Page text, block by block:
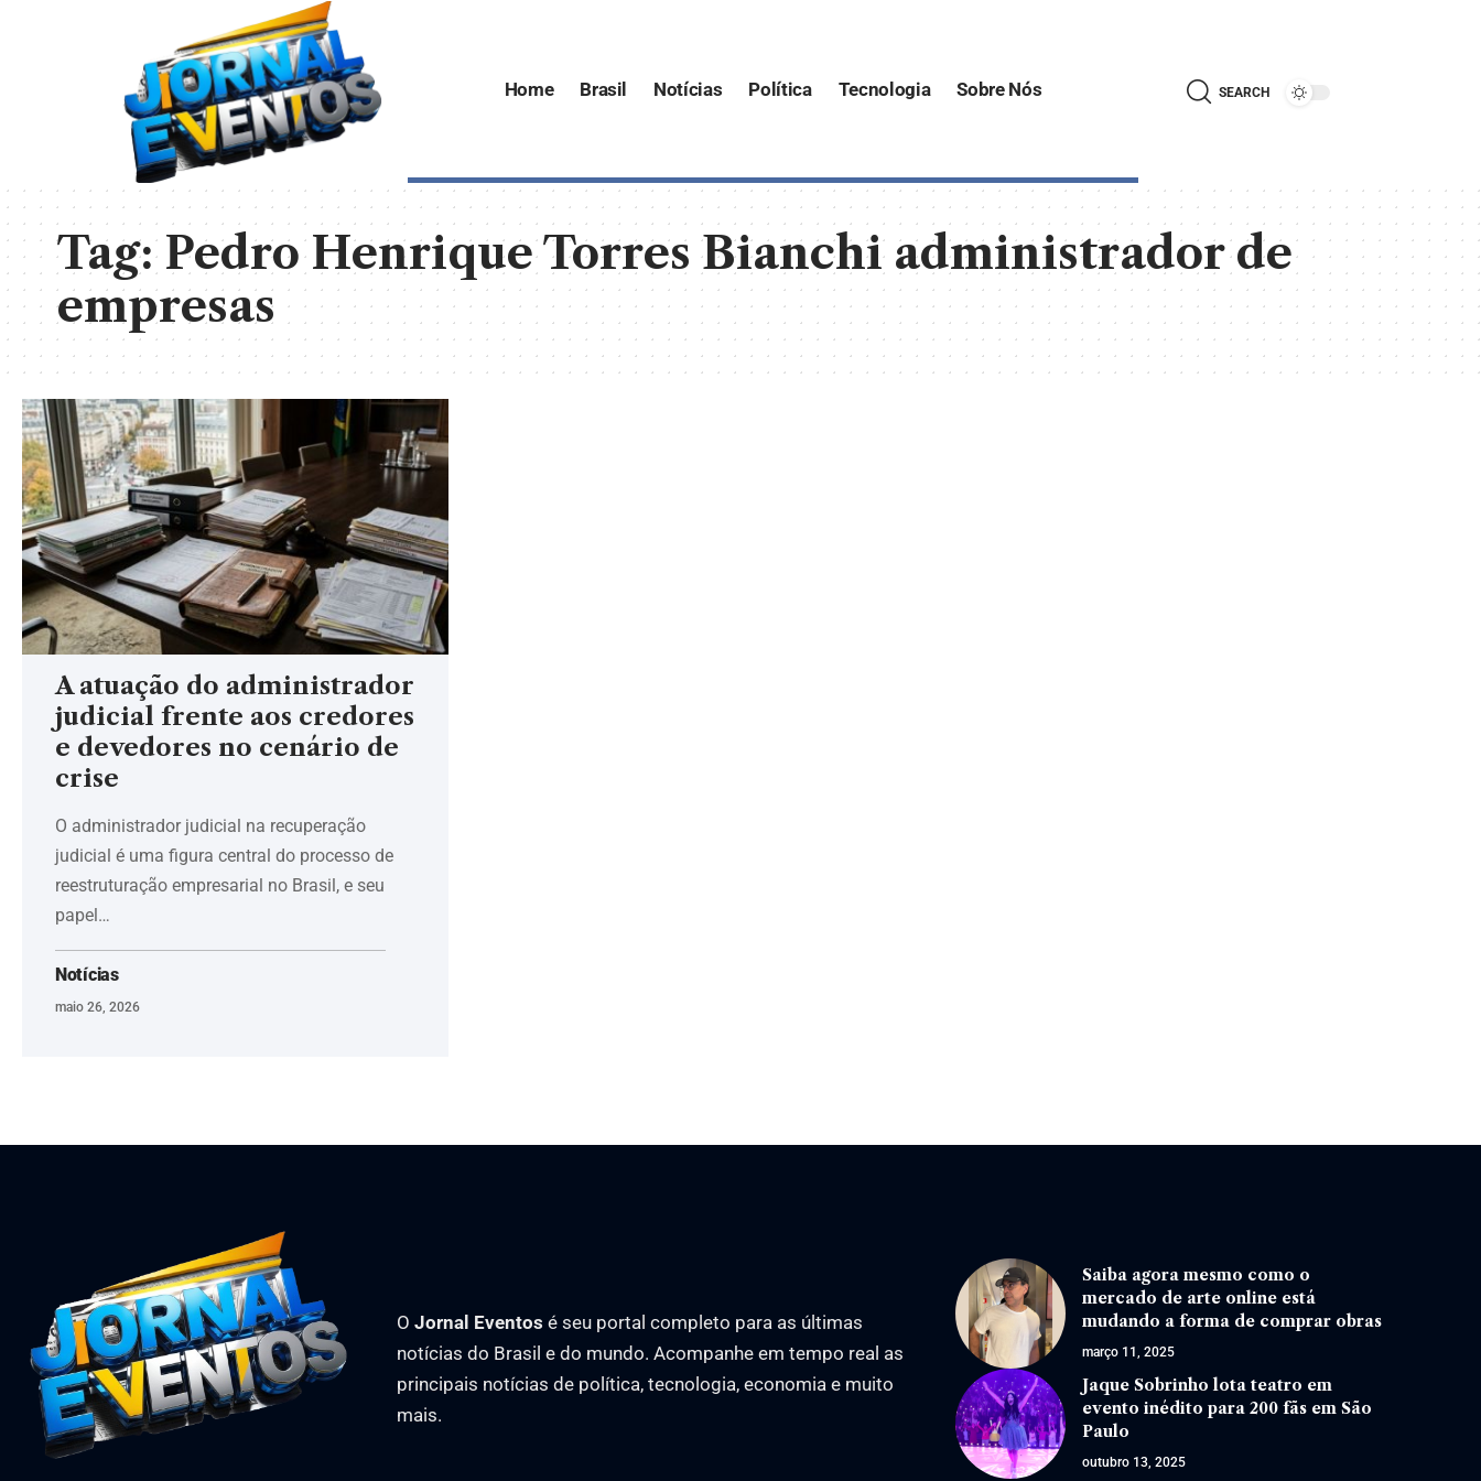
Home Brasil Notícias Política Tecnologia Sobre Nós SEARCH
Tag:Pedro Henrique Torres Bianchi administrador de
empresas
A atuação do administrador
judicial frente aos credores
e devedores no cenário de
crise
O administrador judicial na recuperação
judicial é uma figura central do processo de
reestruturação empresarial no Brasil, e seu
papel…
Notícias
maio 26, 2026
O Jornal Eventos é seu portal completo para as últimas
notícias do Brasil e do mundo. Acompanhe em tempo real as
principais notícias de política, tecnologia, economia e muito
mais.
Saiba agora mesmo como o
mercado de arte online está
mudando a forma de comprar obras
março 11, 2025
Jaque Sobrinho lota teatro em
evento inédito para 200 fãs em São
Paulo
outubro 13, 2025